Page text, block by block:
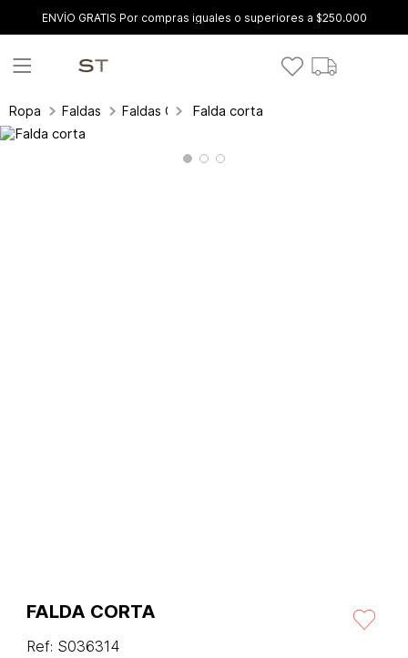
ENVÍO GRATIS Por compras iguales o superiores a $250.000
Ropa Faldas Faldas CortasFalda corta
FALDA CORTA
Ref: S036314